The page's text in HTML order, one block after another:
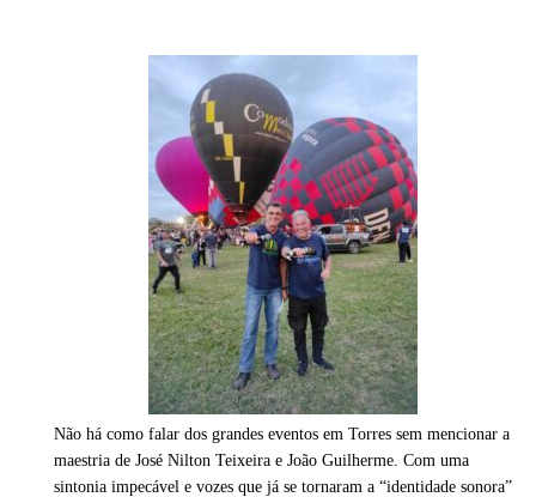
Não há como falar dos grandes eventos em Torres sem mencionar a
maestria de José Nilton Teixeira e João Guilherme. Com uma
sintonia impecável e vozes que já se tornaram a “identidade sonora”